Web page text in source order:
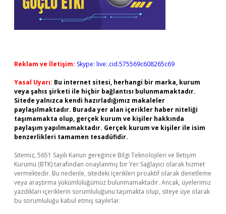
Reklam ve İletişim: Skype: live:.cid.575569c608265c69
Yasal Uyarı: Bu internet sitesi, herhangi bir marka, kurum
veya şahıs şirketi ile hiçbir bağlantısı bulunmamaktadır.
Sitede yalnızca kendi hazırladığımız makaleler
paylaşılmaktadır. Burada yer alan içerikler haber niteliği
taşımamakta olup, gerçek kurum ve kişiler hakkında
paylaşım yapılmamaktadır. Gerçek kurum ve kişiler ile isim
benzerlikleri tamamen tesadüfidir.
Sitemiz, 5651 Sayılı Kanun gereğince Bilgi Teknolojileri ve İletişim
Kurumu (BTK) tarafından onaylanmış bir Yer Sağlayıcı olarak hizmet
vermektedir. Bu nedenle, sitedeki içerikleri proaktif olarak denetleme
veya araştırma yükümlülüğümüz bulunmamaktadır. Ancak, üyelerimiz
yazdıkları içeriklerin sorumluluğunu taşımakta olup, siteye üye olarak
bu sorumluluğu kabul etmiş sayılırlar.